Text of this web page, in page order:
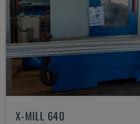
X-MILL 640